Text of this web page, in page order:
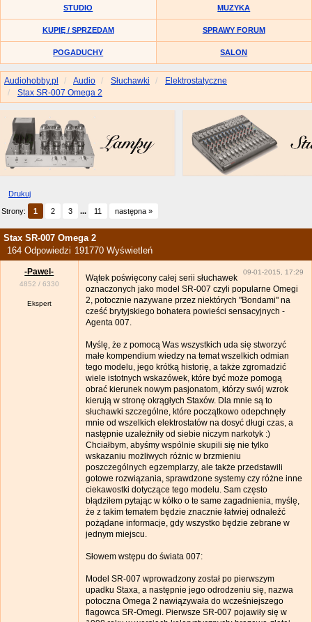
STUDIO MUZYKA
KUPIĘ / SPRZEDAM SPRAWY FORUM
POGADUCHY SALON
Audiohobby.pl Audio Słuchawki
Elektrostatyczne
Stax SR-007 Omega 2
Drukuj
Strony: 1 2 3 ... 11 następna »
Stax SR-007 Omega 2
164 Odpowiedzi 191770 Wyświetleń
-Pawel-
4852 / 6330
Ekspert
09-01-2015, 17:29
Wątek poświęcony całej serii słuchawek
oznaczonych jako model SR-007 czyli popularne Omegi
2, potocznie nazywane przez niektórych "Bondami" na
cześć brytyjskiego bohatera powieści sensacyjnych -
Agenta 007.
Myślę, że z pomocą Was wszystkich uda się stworzyć
małe kompendium wiedzy na temat wszelkich odmian
tego modelu, jego krótką historię, a także zgromadzić
wiele istotnych wskazówek, które być może pomogą
obrać kierunek nowym pasjonatom, którzy swój wzrok
kierują w stronę okrągłych Staxów. Dla mnie są to
słuchawki szczególne, które początkowo odepchnęły
mnie od wszelkich elektrostatów na dosyć długi czas, a
następnie uzależniły od siebie niczym narkotyk :)
Chciałbym, abyśmy wspólnie skupili się nie tylko
wskazaniu możliwych różnic w brzmieniu
poszczególnych egzemplarzy, ale także przedstawili
gotowe rozwiązania, sprawdzone systemy czy różne inne
ciekawostki dotyczące tego modelu. Sam często
błądziłem pytając w kółko o te same zagadnienia, myślę,
że z takim tematem będzie znacznie łatwiej odnaleźć
pożądane informacje, gdy wszystko będzie zebrane w
jednym miejscu.
Słowem wstępu do świata 007:
Model SR-007 wprowadzony został po pierwszym
upadku Staxa, a następnie jego odrodzeniu się, nazwa
potoczna Omega 2 nawiązywała do wcześniejszego
flagowca SR-Omegi. Pierwsze SR-007 pojawiły się w